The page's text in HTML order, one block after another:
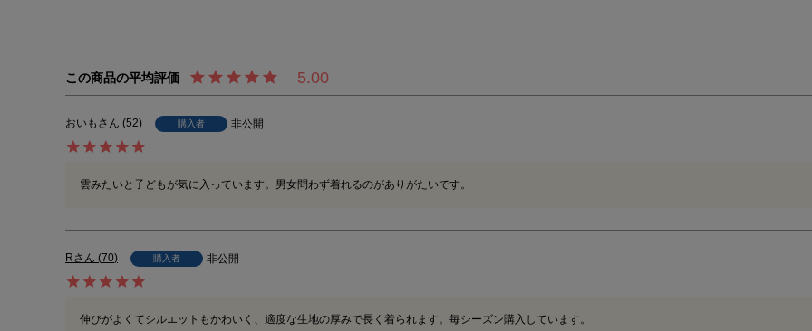
5.00
おいも 52 購入者 非公開
雲みたいと子どもが気に入っています。男女問わず着れるのがありがたいです。
R 70 購入者 非公開
伸びがよくてシルエットもかわいく、適度な生地の厚みで長く着られます。毎シーズン購入しています。